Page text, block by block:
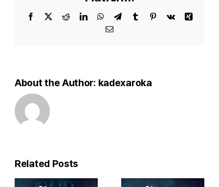
Facebook
X RedditLinkedInWhatsApp
TelegramTumblrPinterest
Vk
Xing
Email
About the Author: kadexaroka
Related Posts